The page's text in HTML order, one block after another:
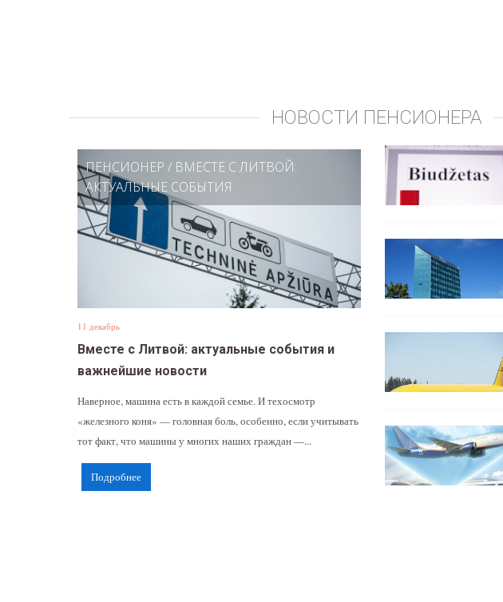
НОВОСТИ ПЕНСИОНЕРА
ПЕНСИОНЕР / ВМЕСТЕ С ЛИТВОЙ:
АКТУАЛЬНЫЕ СОБЫТИЯ
11 декабрь
Вместе с Литвой: актуальные события и
важнейшие новости
Наверное, машина есть в каждой семье. И техосмотр
«железного коня» — головная боль, особенно, если учитывать
тот факт, что машины у многих наших граждан —...
Подробнее